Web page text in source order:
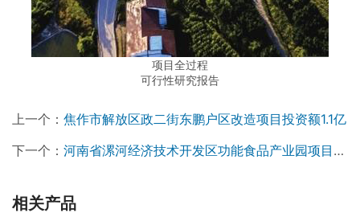
项目全过程
可行性研究报告
上一个： 焦作市解放区政二街东鹏户区改造项目投资额1.1亿
下一个： 河南省漯河经济技术开发区功能食品产业园项目投资额8.8亿
相关产品